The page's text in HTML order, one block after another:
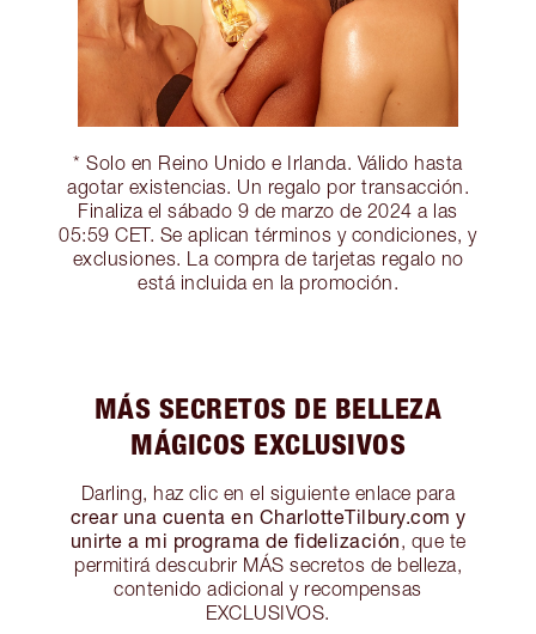
* Solo en Reino Unido e Irlanda. Válido hasta
agotar existencias. Un regalo por transacción.
Finaliza el sábado 9 de marzo de 2024 a las
05:59 CET. Se aplican términos y condiciones, y
exclusiones. La compra de tarjetas regalo no
está incluida en la promoción.
MÁS SECRETOS DE BELLEZA
MÁGICOS EXCLUSIVOS
Darling, haz clic en el siguiente enlace para
crear una cuenta en CharlotteTilbury.com y
unirte a mi programa de fidelización, que te
permitirá descubrir MÁS secretos de belleza,
contenido adicional y recompensas
EXCLUSIVOS.